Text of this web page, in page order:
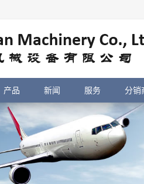
产品 新闻 服务 分销